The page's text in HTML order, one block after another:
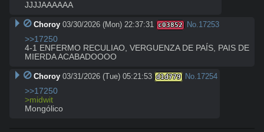
JJJJAAAAAA
Choroy 03/30/2026 (Mon) 22:37:31 c03852 No.17253
>>17250
4-1 ENFERMO RECULIAO, VERGUENZA DE PAÍS, PAIS DE
MIERDA ACABADOOOO
Choroy 03/31/2026 (Tue) 05:21:53 d1d779 No.17254
>>17250
>midwit
Mongólico